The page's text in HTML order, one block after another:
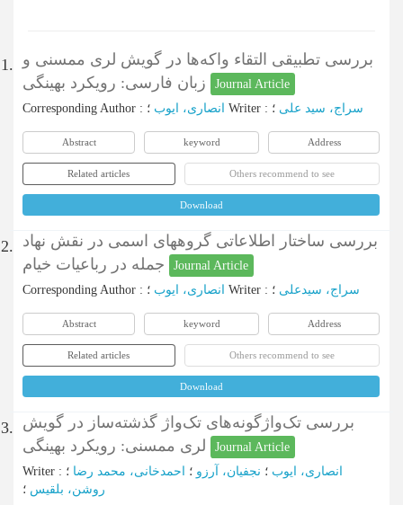
1. بررسی تطبیقی التقاء واکه‌ها در گویش لری ممسنی و
Journal Article
Corresponding Author : انصاری، ایوب Writer : سراج، سید علی ؛
Abstract keyword Address
Related articles Others recommend to see
Download
2. بررسی ساختار اطلاعاتی گروههای اسمی در نقش نهاد
Journal Article
Corresponding Author : انصاری، ایوب Writer : سراج، سیدعلی ؛
Abstract keyword Address
Related articles Others recommend to see
Download
3. بررسی تک‌واژگونه‌های تک‌واژ گذشته‌ساز در گویش
Journal Article
Writer : انصاری، ایوب ؛ نجفیان، آرزو ؛ احمدخانی، محمد رضا ؛
روشن، بلقیس ؛